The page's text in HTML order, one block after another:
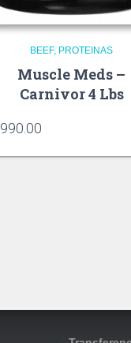
BEEF PROTEINAS
Muscle Meds –
Carnivor 4 Lbs
990.00